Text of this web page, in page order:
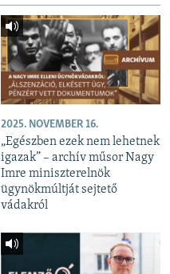
2025. NOVEMBER 16.
„Egészben ezek nem lehetnek
igazak” – archív műsor Nagy
Imre miniszterelnök
ügynökmúltját sejtető
vádakról